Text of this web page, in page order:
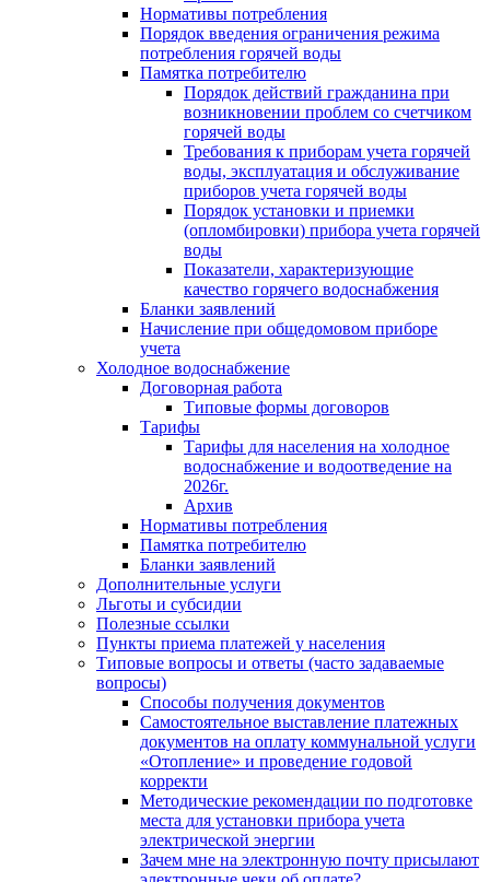
Нормативы потребления
Порядок введения ограничения режима
потребления горячей воды
Памятка потребителю
Порядок действий гражданина при
возникновении проблем со счетчиком
горячей воды
Требования к приборам учета горячей
воды, эксплуатация и обслуживание
приборов учета горячей воды
Порядок установки и приемки
(опломбировки) прибора учета горячей
воды
Показатели, характеризующие
качество горячего водоснабжения
Бланки заявлений
Начисление при общедомовом приборе
учета
Холодное водоснабжение
Договорная работа
Типовые формы договоров
Тарифы
Тарифы для населения на холодное
водоснабжение и водоотведение на
2026г.
Архив
Нормативы потребления
Памятка потребителю
Бланки заявлений
Дополнительные услуги
Льготы и субсидии
Полезные ссылки
Пункты приема платежей у населения
Типовые вопросы и ответы (часто задаваемые
вопросы)
Способы получения документов
Самостоятельное выставление платежных
документов на оплату коммунальной услуги
«Отопление» и проведение годовой
корректи
Методические рекомендации по подготовке
места для установки прибора учета
электрической энергии
Зачем мне на электронную почту присылают